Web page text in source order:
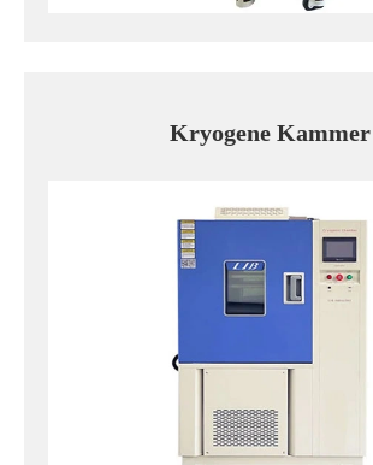
Kryogene Kammer